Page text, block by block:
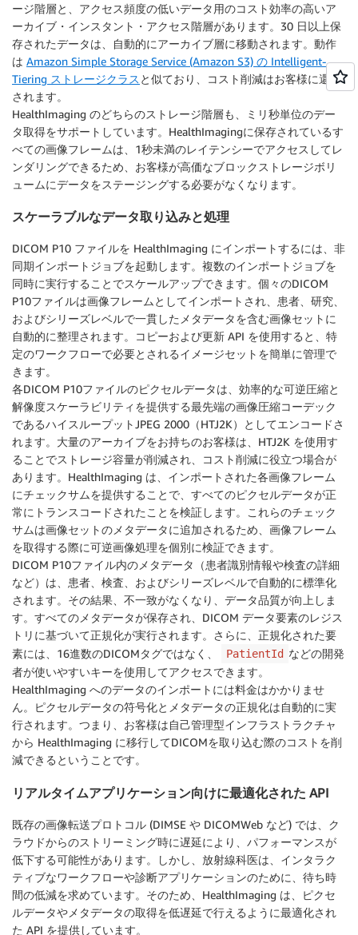
ージ階層と、アクセス頻度の低いデータ用のコスト効率の高いア
ーカイブ・インスタント・アクセス階層があります。30 日以上保
存されたデータは、自動的にアーカイブ層に移動されます。動作
は Amazon Simple Storage Service (Amazon S3) の Intelligent-
Tiering ストレージクラス と似ており、コスト削減はお客様に還元
されます。
HealthImaging のどちらのストレージ階層も、ミリ秒単位のデー
タ取得をサポートしています。HealthImagingに保存されているす
べての画像フレームは、1秒未満のレイテンシーでアクセスしてレ
ンダリングできるため、お客様が高価なブロックストレージボリ
ュームにデータをステージングする必要がなくなります。
スケーラブルなデータ取り込みと処理
DICOM P10 ファイルを HealthImaging にインポートするには、非
同期インポートジョブを起動します。複数のインポートジョブを
同時に実行することでスケールアップできます。個々のDICOM
P10ファイルは画像フレームとしてインポートされ、患者、研究、
およびシリーズレベルで一貫したメタデータを含む画像セットに
自動的に整理されます。コピーおよび更新 API を使用すると、特
定のワークフローで必要とされるイメージセットを簡単に管理で
きます。
各DICOM P10ファイルのピクセルデータは、効率的な可逆圧縮と
解像度スケーラビリティを提供する最先端の画像圧縮コーデック
であるハイスループットJPEG 2000（HTJ2K）としてエンコードさ
れます。大量のアーカイブをお持ちのお客様は、HTJ2K を使用す
ることでストレージ容量が削減され、コスト削減に役立つ場合が
あります。HealthImaging は、インポートされた各画像フレーム
にチェックサムを提供することで、すべてのピクセルデータが正
常にトランスコードされたことを検証します。これらのチェック
サムは画像セットのメタデータに追加されるため、画像フレーム
を取得する際に可逆画像処理を個別に検証できます。
DICOM P10ファイル内のメタデータ（患者識別情報や検査の詳細
など）は、患者、検査、およびシリーズレベルで自動的に標準化
されます。その結果、不一致がなくなり、データ品質が向上しま
す。すべてのメタデータが保存され、DICOM データ要素のレジス
トリに基づいて正規化が実行されます。さらに、正規化された要
素には、16進数のDICOMタグではなく、
PatientId などの開発
者が使いやすいキーを使用してアクセスできます。
HealthImaging へのデータのインポートには料金はかかりませ
ん。ピクセルデータの符号化とメタデータの正規化は自動的に実
行されます。つまり、お客様は自己管理型インフラストラクチャ
から HealthImaging に移行してDICOMを取り込む際のコストを削
減できるということです。
リアルタイムアプリケーション向けに最適化された API
既存の画像転送プロトコル (DIMSE や DICOMWeb など) では、ク
ラウドからのストリーミング時に遅延により、パフォーマンスが
低下する可能性があります。しかし、放射線科医は、インタラク
ティブなワークフローや診断アプリケーションのために、待ち時
間の低減を求めています。そのため、HealthImaging は、ピクセ
ルデータやメタデータの取得を低遅延で行えるように最適化され
た API を提供しています。